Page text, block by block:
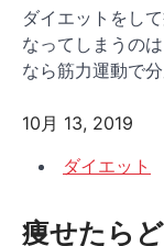
ダイエットをし
なってしまうの
なら筋力運動で
10月 13, 2019
ダイエット
痩せたら